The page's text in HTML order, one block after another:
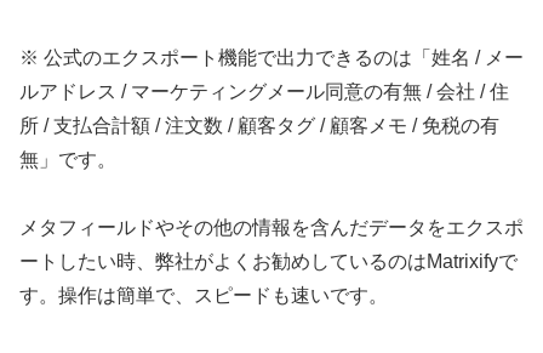
※ 公式のエクスポート機能で出力できるのは「姓名 / メー
ルアドレス / マーケティングメール同意の有無 / 会社 / 住
所 / 支払合計額 / 注文数 / 顧客タグ / 顧客メモ / 免税の有
無」です。
メタフィールドやその他の情報を含んだデータをエクスポ
ートしたい時、弊社がよくお勧めしているのはMatrixifyで
す。操作は簡単で、スピードも速いです。